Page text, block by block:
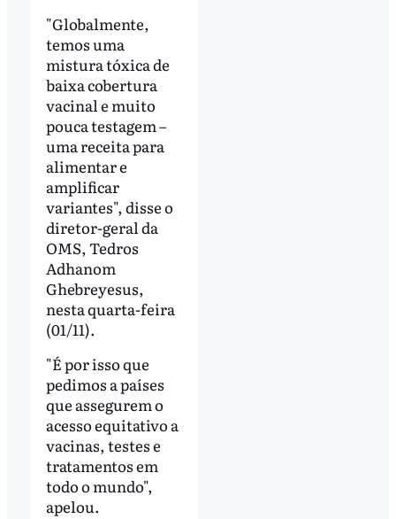
"Globalmente,
temos uma
mistura tóxica de
baixa cobertura
vacinal e muito
pouca testagem –
uma receita para
alimentar e
amplificar
variantes", disse o
diretor-geral da
OMS, Tedros
Adhanom
Ghebreyesus,
nesta quarta-feira
(01/11).
"É por isso que
pedimos a países
que assegurem o
acesso equitativo a
vacinas, testes e
tratamentos em
todo o mundo",
apelou.